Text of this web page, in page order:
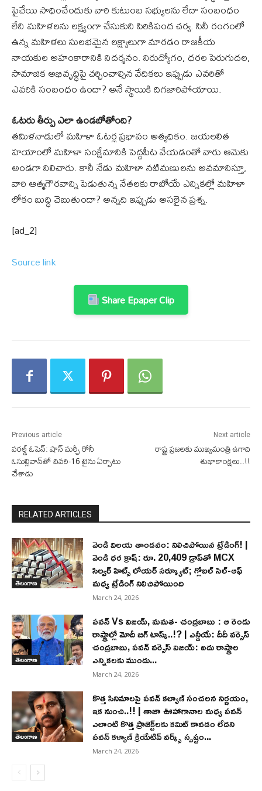
పైచేయి సాధించేందుకు వారి కుటుంబ సభ్యులను లేదా సంబంధం
లేని మహిళలను లక్ష్యంగా చేసుకుని పిరికిపంద చర్య. సినీ రంగంలో
ఉన్న మహిళలు సులభమైన లక్ష్యాలుగా మారడం రాజకీయ
నాయకుల అహంకారానికి నిదర్శనం. నిరుద్యోగం, ధరల పెరుగుదల,
సామాజిక అభివృద్ధిపై చర్చించాల్సిన వేదికలు ఇప్పుడు ఎవరితో
ఎవరికి సంబంధం ఉందా? అనే స్థాయికి దిగజారిపోయాయి.
ఓటరు తీర్పు ఎలా ఉండబోతోంది?
తమిళనాడులో మహిళా ఓటర్ల ప్రభావం అత్యధికం. జయలలిత
హయాంలో మహిళా సంక్షేమానికి పెద్దపీట వేయడంతో వారు ఆమెకు
అండగా నిలిచారు. కానీ నేడు మహిళా నటిమణులను అవమానిస్తూ,
వారి ఆత్మగౌరవాన్ని పెడుతున్న నేతలకు రాబోయే ఎన్నికల్లో మహిళా
లోకం బుద్ధి చెబుతుందా? అన్నది ఇప్పుడు అసలైన ప్రశ్న.
[ad_2]
Source link
Share Epaper Clip
Previous article
వరల్డ్ ఓపెన్: షాన్ మర్ఫీ రోనీ
ఓసుల్లివాన్‌తో చివరి-16 టైను ఏర్పాటు
చేశాడు
Next article
రాష్ట్ర ప్రజలకు ముఖ్యమంత్రి ఉగాది
శుభాకాంక్షలు..!!
RELATED ARTICLES
తెలంగాణ
వెండి విలయ తాండవం: నిలిచిపోయిన ట్రేడింగ్! |
వెండి ధర క్రాష్: రూ. 20,409 డ్రాప్‌తో MCX
సిల్వర్ హిట్స్ లోయర్ సర్క్యూట్; గ్లోబల్ సెల్-ఆఫ్
మధ్య ట్రేడింగ్ నిలిచిపోయింది
March 24, 2026
తెలంగాణ
పవన్ Vs విజయ్, మమత- చంద్రబాబు : ఆ రెండు
రాష్ట్రాల్లో మోదీ బిగ్ టాస్క్..!? | ఎన్డీయే: దీదీ వర్సెస్
చంద్రబాబు, పవన్ వర్సెస్ విజయ్: ఐదు రాష్ట్రాల
ఎన్నికలకు ముందు...
March 24, 2026
తెలంగాణ
కొత్త సినిమాలపై పవన్ కల్యాణ్‌ సంచలన నిర్ణయం,
ఇక నుంచి..!! | తాజా ఊహాగానాల మధ్య పవన్
ఎలాంటి కొత్త ప్రాజెక్ట్‌లకు కమిట్ కావడం లేదని
పవన్ కళ్యాణ్ క్రియేటివ్ వర్క్స్ స్పష్టం...
March 24, 2026